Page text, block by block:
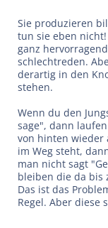
Sie produzieren
tun sie eben
ganz
schlechtreden.
derartig in den
stehen.
Wenn du den
sage", dann
von hinten wieder
im Weg steht,
man nicht sagt
bleiben die da bis
Das ist das
Regel. Aber diese